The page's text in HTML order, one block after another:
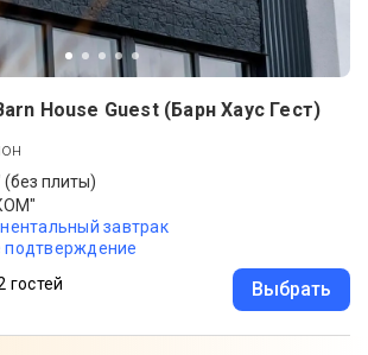
House Guest (Барн Хаус Гест)
(без плиты)
завтрак
гостей Выбрать